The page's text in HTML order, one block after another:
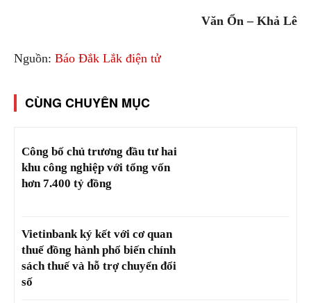
Văn Ổn – Khả Lê
Nguồn: Báo Đắk Lắk điện tử
CÙNG CHUYÊN MỤC
Công bố chủ trương đầu tư hai
khu công nghiệp với tổng vốn
hơn 7.400 tỷ đồng
Vietinbank ký kết với cơ quan
thuế đồng hành phổ biến chính
sách thuế và hỗ trợ chuyển đổi
số